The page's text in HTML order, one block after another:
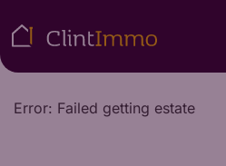
Error: Failed getting estate